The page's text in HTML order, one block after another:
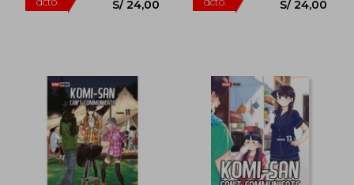
31%
dcto.
S/ 35,00
S/ 24,00
31%
dcto.